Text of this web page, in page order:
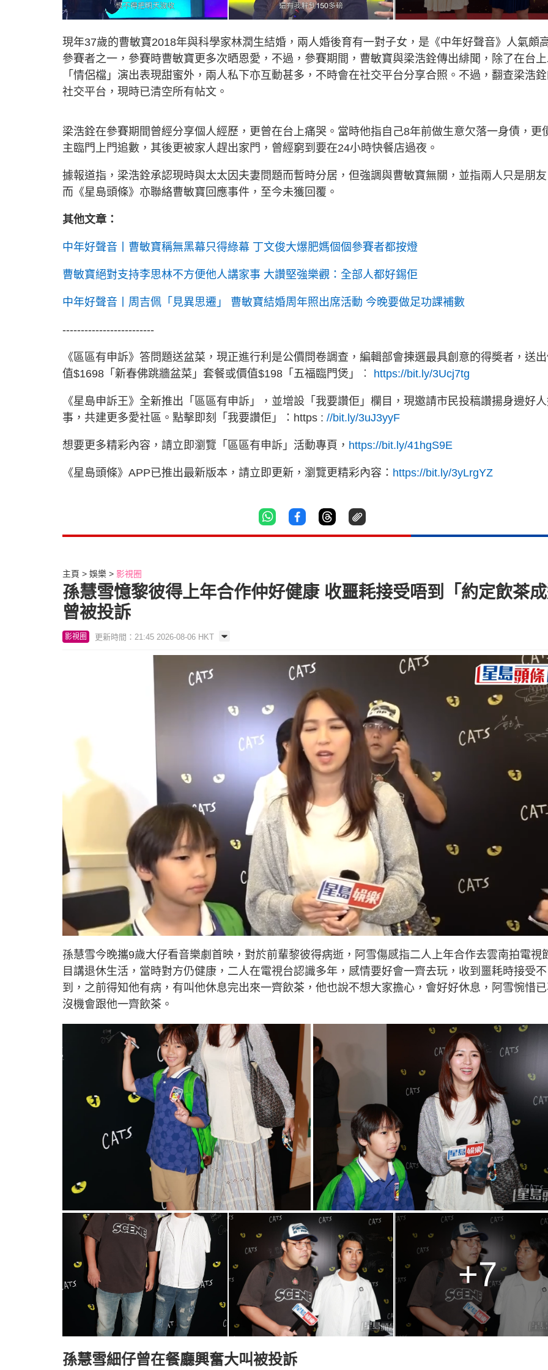
現年37歲的曹敏寶2018年與科學家林潤生結婚，兩人婚後育有一對子女，是《中年好聲音》人氣頗
參賽者之一，參賽時曹敏寶更多次晒恩愛，不過，參賽期間，曹敏寶與梁浩銓傳出緋聞，除了在台
「情侶檔」演出表現甜蜜外，兩人私下亦互動甚多，不時會在社交平台分享合照。不過，翻查梁浩
社交平台，現時已清空所有帖文。
梁浩銓在參賽期間曾經分享個人經歷，更曾在台上痛哭。當時他指自己8年前做生意欠落一身債，更
主臨門上門追數，其後更被家人趕出家門，曾經窮到要在24小時快餐店過夜。
據報道指，梁浩銓承認現時與太太因夫妻問題而暫時分居，但強調與曹敏寶無關，並指兩人只是朋
而《星島頭條》亦聯絡曹敏寶回應事件，至今未獲回覆。
其他文章：
中年好聲音丨曹敏寶稱無黑幕只得綠幕 丁文俊大爆肥媽個個參賽者都按燈
曹敏寶絕對支持李思林不方便他人講家事 大讚堅強樂觀：全部人都好錫佢
中年好聲音丨周吉佩「見異思遷」 曹敏寶結婚周年照出席活動 今晚要做足功課補數
-------------------------
《區區有申訴》答問題送盆菜，現正進行利是公價問卷調查，編輯部會揀選最具創意的得奬者，送
值$1698「新春佛跳牆盆菜」套餐或價值$198「五福臨門煲」︰ https://bit.ly/3Ucj7tg
《星島申訴王》全新推出「區區有申訴」，並增設「我要讚佢」欄目，現邀請市民投稿讚揚身邊好
事，共建更多愛社區。點擊即刻「我要讚佢」：https : //bit.ly/3uJ3yyF
想要更多精彩內容，請立即瀏覽「區區有申訴」活動專頁， https://bit.ly/41hgS9E
《星島頭條》APP已推出最新版本，請立即更新，瀏覽更精彩內容： https://bit.ly/3yLrgYZ
主頁 娛樂 影視圈
孫慧雪憶黎彼得上年合作仲好健康 收噩耗接受唔到「約定飲茶
曾被投訴
影視圈 更新時間：21:45 2026-08-06 HKT
U
n
u
t
e
e
d
:
1
5
.
7
%
孫慧雪今晚攜9歲大仔看音樂劇首映，對於前輩黎彼得病逝，阿雪傷感指二人上年合作去雲南拍電視
目講退休生活，當時對方仍健康，二人在電視台認識多年，感情要好會一齊去玩，收到噩耗時接受不
到，之前得知他有病，有叫他休息完出來一齊飲茶，他也說不想大家擔心，會好好休息，阿雪惋惜
沒機會跟他一齊飲茶。
+7
孫慧雪細仔曾在餐廳興奮大叫被投訴